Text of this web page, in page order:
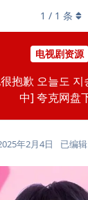
电视剧资源
很抱歉 오늘도
中] 夸克网盘
1 / 1 条
年2月4日 已编辑